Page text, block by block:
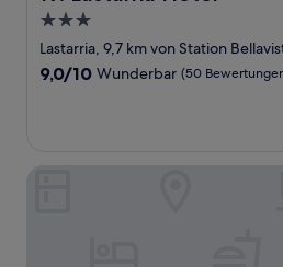
3.0-
Sterne-
Unterkunft
Lastarria, 9,7 km von Station
9.0
Bewertungen)
9,0/10 Wunderbar (50